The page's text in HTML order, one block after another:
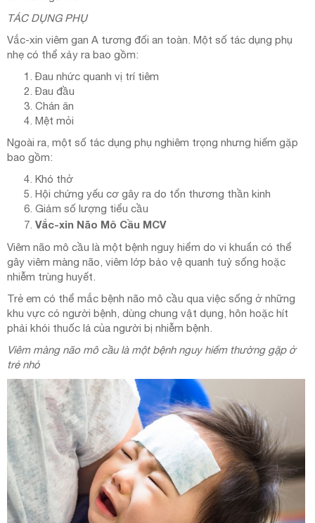
TÁC DỤNG PHỤ
Vắc-xin viêm gan A tương đối an toàn. Một số tác dụng phụ
nhẹ có thể xảy ra bao gồm:
Đau nhức quanh vị trí tiêm
Đau đầu
Chán ăn
Mệt mỏi
Ngoài ra, một số tác dụng phụ nghiêm trọng nhưng hiếm gặp
bao gồm:
Khó thở
Hội chứng yếu cơ gây ra do tổn thương thần kinh
Giảm số lượng tiểu cầu
Vắc-xin Não Mô Cầu MCV
Viêm não mô cầu là một bệnh nguy hiểm do vi khuẩn có thể
gây viêm màng não, viêm lớp bảo vệ quanh tuỷ sống hoặc
nhiễm trùng huyết.
Trẻ em có thể mắc bệnh não mô cầu qua việc sống ở những
khu vực có người bệnh, dùng chung vật dụng, hôn hoặc hít
phải khói thuốc lá của người bị nhiễm bệnh.
Viêm màng não mô cầu là một bệnh nguy hiểm thường gặp ở
trẻ nhỏ